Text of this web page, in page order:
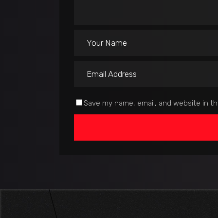
Save my name, email, and website in